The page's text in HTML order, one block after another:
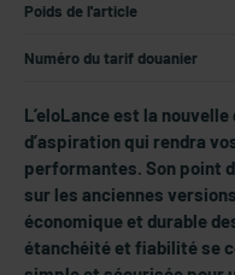
Poids de l'article
Numéro du tarif douanier
L’eloLance est la
d’aspiration qui rendra
performantes. Son point
sur les anciennes
économique et durable
étanchéité et fiabilité se